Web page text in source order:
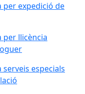
per expedició de
per llicència
serveis especials